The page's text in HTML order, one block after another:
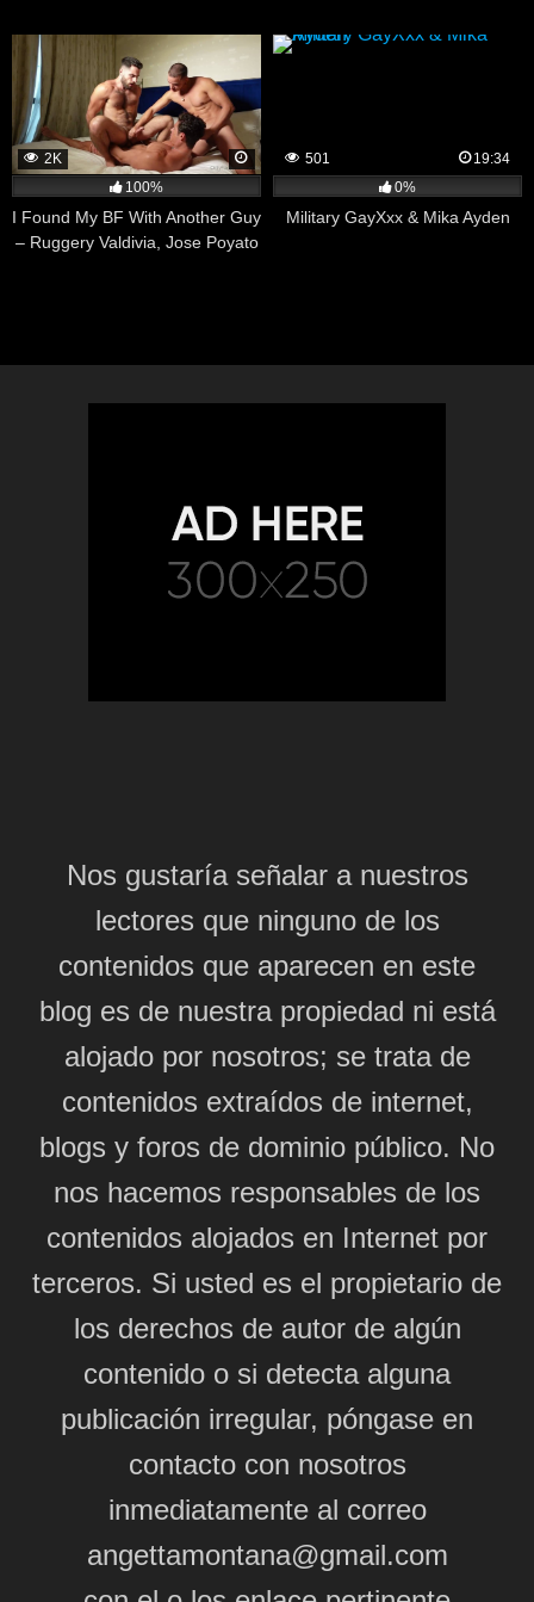
2K
100%
I Found My BF With Another Guy
– Ruggery Valdivia, Jose Poyato
501
19:34
0%
Military GayXxx & Mika Ayden
Nos gustaría señalar a nuestros
lectores que ninguno de los
contenidos que aparecen en este
blog es de nuestra propiedad ni está
alojado por nosotros; se trata de
contenidos extraídos de internet,
blogs y foros de dominio público. No
nos hacemos responsables de los
contenidos alojados en Internet por
terceros. Si usted es el propietario de
los derechos de autor de algún
contenido o si detecta alguna
publicación irregular, póngase en
contacto con nosotros
inmediatamente al correo
angettamontana@gmail.com